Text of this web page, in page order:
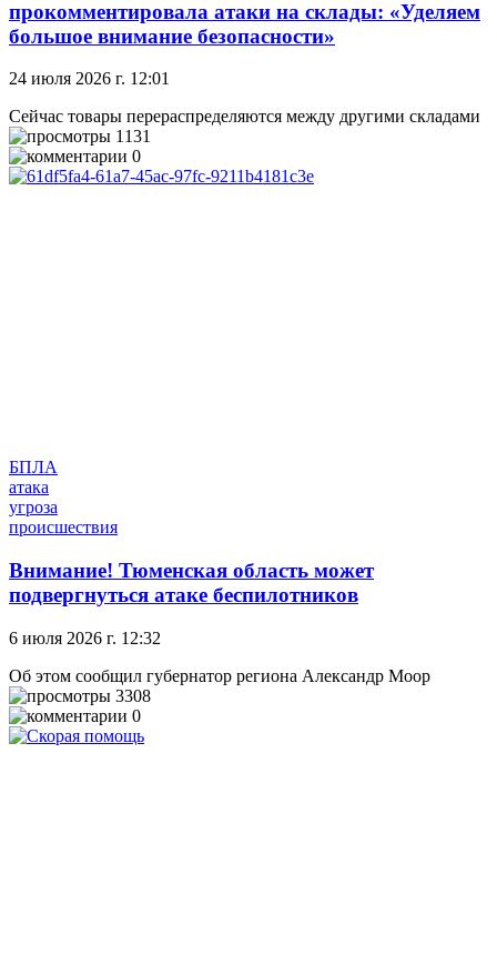
прокомментировала атаки на склады: «Уделяем
большое внимание безопасности»
24 июля 2026 г. 12:01
Сейчас товары перераспределяются между другими складами
1131
0
БПЛА
атака
угроза
происшествия
Внимание! Тюменская область может
подвергнуться атаке беспилотников
6 июля 2026 г. 12:32
Об этом сообщил губернатор региона Александр Моор
3308
0